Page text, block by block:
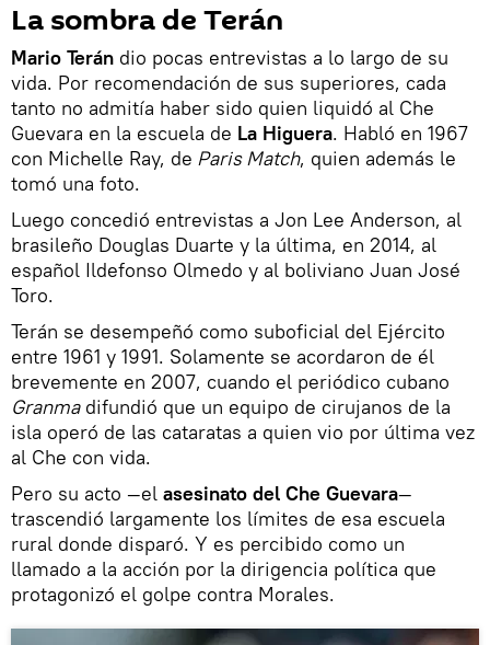
La sombra de Terán
Mario Terán dio pocas entrevistas a lo largo de su
vida. Por recomendación de sus superiores, cada
tanto no admitía haber sido quien liquidó al Che
Guevara en la escuela de La Higuera. Habló en 1967
con Michelle Ray, de Paris Match, quien además le
tomó una foto.
Luego concedió entrevistas a Jon Lee Anderson, al
brasileño Douglas Duarte y la última, en 2014, al
español Ildefonso Olmedo y al boliviano Juan José
Toro.
Terán se desempeñó como suboficial del Ejército
entre 1961 y 1991. Solamente se acordaron de él
brevemente en 2007, cuando el periódico cubano
Granmadifundió que un equipo de cirujanos de la
isla operó de las cataratas a quien vio por última vez
al Che con vida.
Pero su acto —el asesinato del Che Guevara—
trascendió largamente los límites de esa escuela
rural donde disparó. Y es percibido como un
llamado a la acción por la dirigencia política que
protagonizó el golpe contra Morales.